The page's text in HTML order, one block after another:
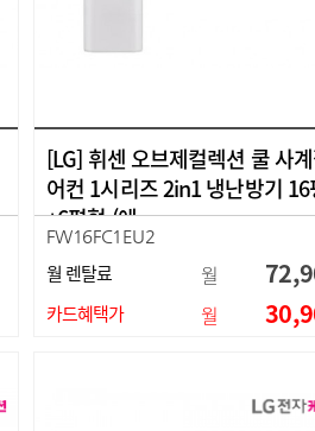
[LG] 휘센 오브제컬렉션 쿨 사
어컨 1시리즈 2in1 냉난방기 16
+6평형 (에…
FW16FC1EU2
월 렌탈료 월
카드혜택가 월